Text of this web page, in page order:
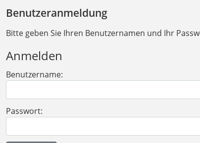
Benutzeranmeldung
Bitte geben Sie Ihren Benutzernamen und Ihr
Anmelden
Benutzername:
Passwort: